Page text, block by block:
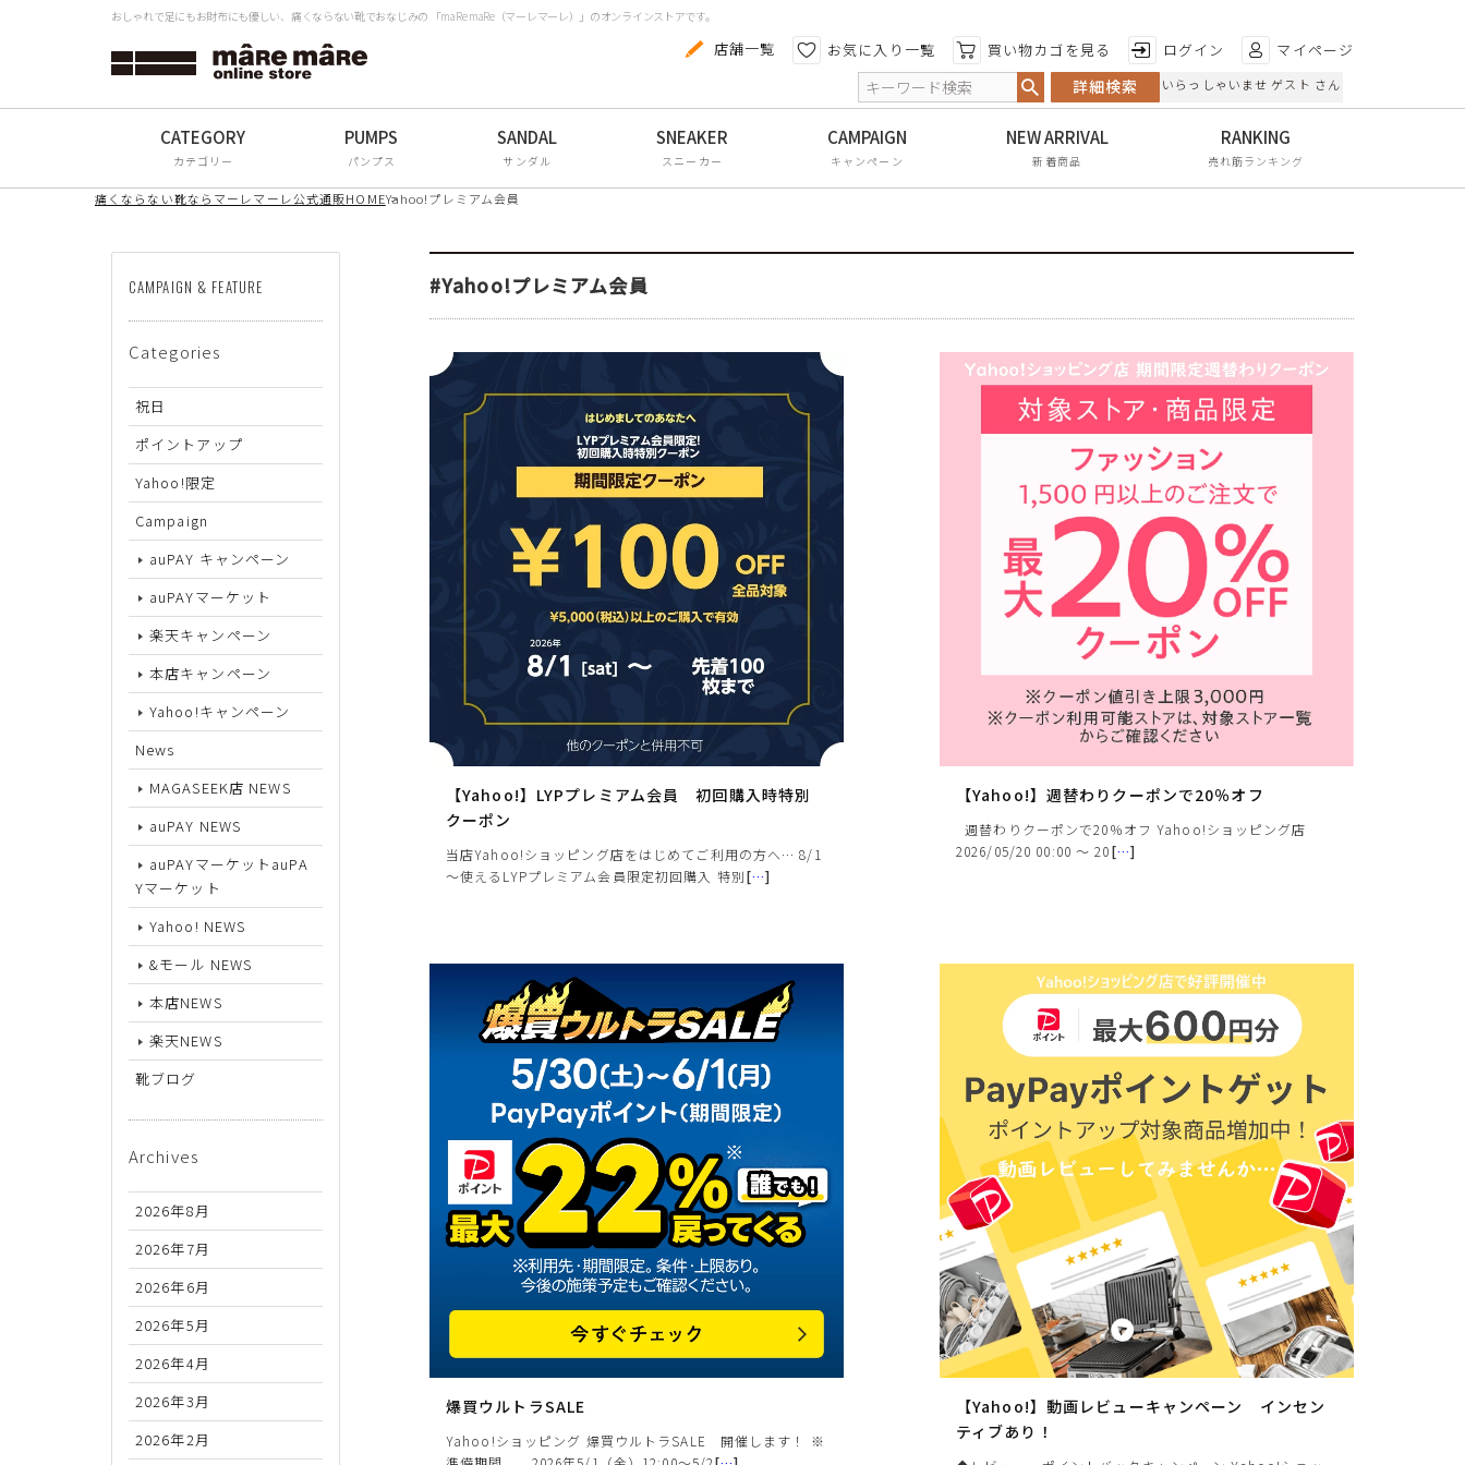
おしゃれで足にもお財布にも優しい、痛くならない靴でおなじみの 「maRe maRe（マーレマーレ）」のオンラインストアです。
店舗一覧 お気に入り一覧 買い物カゴを見る ログイン マイページ
詳細検索 いらっしゃいませ ゲスト さん
カテゴリー パンプス サンダル スニーカー キャンペーン 新着商品 売れ筋ランキング
痛くならない靴ならマーレマーレ公式通販HOMEYahoo!プレミアム会員
#Yahoo!プレミアム会員
【Yahoo!】LYPプレミアム会員 初回購入時特別
クーポン
当店Yahoo!ショッピング店をはじめてご利用の方へ… 8/1
～使えるLYPプレミアム会員限定初回購入 特別[…]
【Yahoo!】週替わりクーポンで20％オフ
週替わりクーポンで20％オフ Yahoo!ショッピング店
2026/05/20 00:00 〜 20[…]
爆買ウルトラSALE
Yahoo!ショッピング 爆買ウルトラSALE 開催します！ ※
【Yahoo!】動画レビューキャンペーン インセン
ティブあり！
CAMPAIGN & FEATURE
Categories
祝日
ポイントアップ
Yahoo!限定
Campaign
auPAY キャンペーン
auPAYマーケット
楽天キャンペーン
本店キャンペーン
Yahoo!キャンペーン
News
MAGASEEK店 NEWS
auPAY NEWS
auPAYマーケットauPA
Yマーケット
Yahoo! NEWS
&モール NEWS
本店NEWS
楽天NEWS
靴ブログ
Archives
2026年8月
2026年7月
2026年6月
2026年5月
2026年4月
2026年3月
2026年2月
タイプから探す
Women
All
ブランドから探す
コンフォートシューズ
パンプス
スニーカー
サンダル
フラットシューズ
防水レインアイテム
アウトレット
その他・小物
色から探す 特徴から探す
日本製
手染め
甲高・幅広
屈曲性
リンクコーデ
エイジレス
サイズから探す
22cm
22.5cm
23cm
23.5cm
24cm
24.5cm
25cm
26cm
26.5cm
27cm
ヒールの高さから探す
1cm以上2cm未満
3cm以上4cm未満
4cm以上5cm未満
6cm以上7cm未満
上記条件で絞り込む